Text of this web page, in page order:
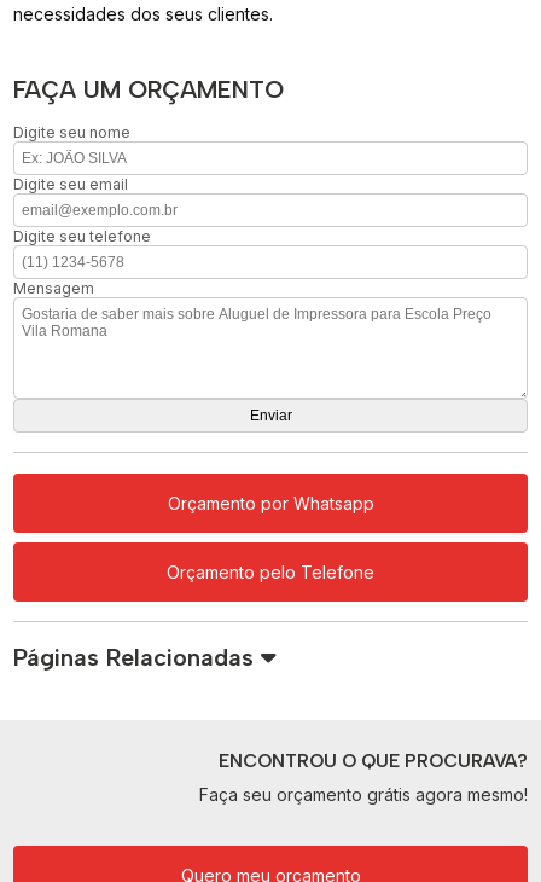
necessidades dos seus clientes.
FAÇA UM ORÇAMENTO
Digite seu nome
Digite seu email
Digite seu telefone
Mensagem
Orçamento por Whatsapp
Orçamento pelo Telefone
Páginas Relacionadas
ENCONTROU O QUE PROCURAVA?
Faça seu orçamento grátis agora mesmo!
Quero meu orçamento